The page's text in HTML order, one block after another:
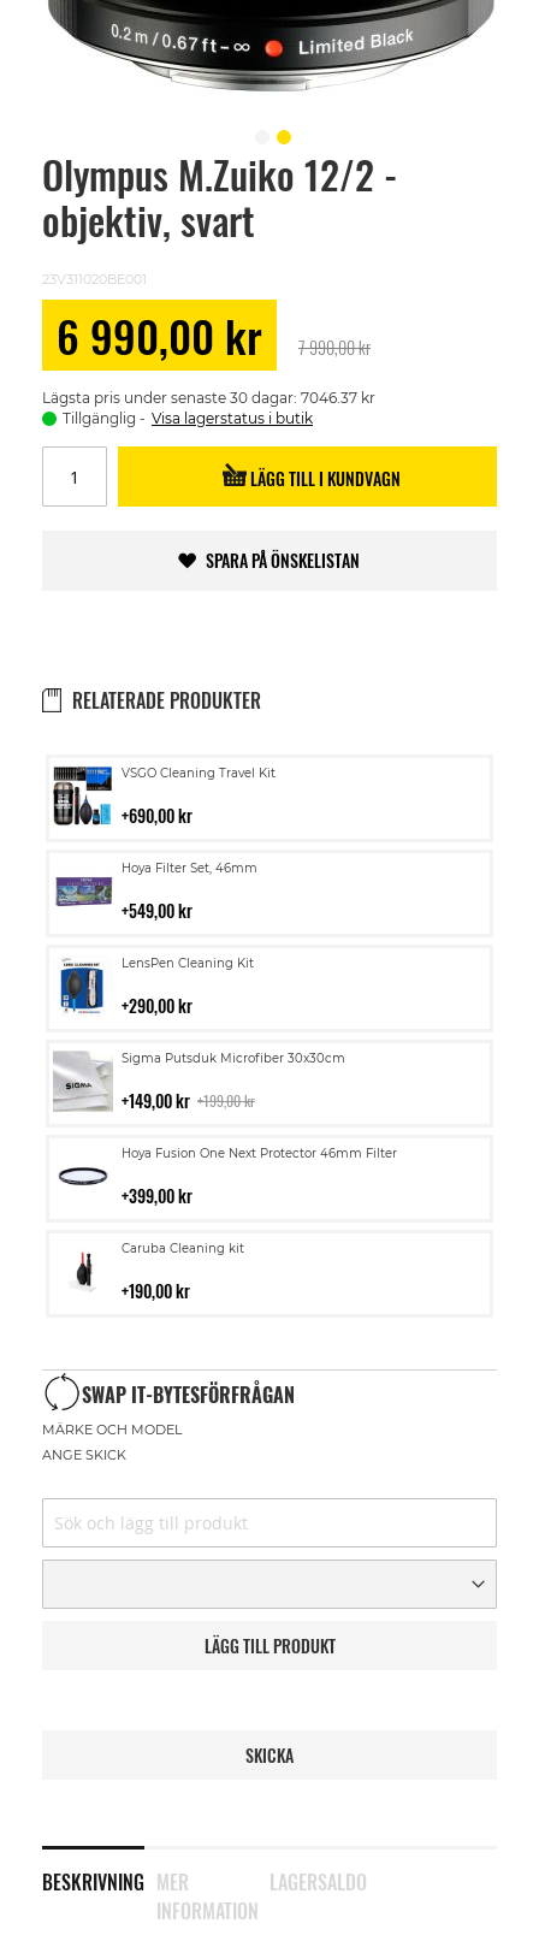
Olympus M.Zuiko 12/2 -
objektiv, svart
23V311020BE001
Price
6 990,00 kr 7 990,00 kr
Lägsta pris under senaste 30 dagar: 7046.37 kr
Tillgänglig
Visa lagerstatus i butik
LÄGG TILL I KUNDVAGN
SPARA PÅ ÖNSKELISTAN
RELATERADE PRODUKTER
VSGO Cleaning Travel Kit
690,00 kr
Lägg
i
Hoya Filter Set, 46mm
549,00 kr
Lägg
i
LensPen Cleaning Kit
290,00 kr
Lägg
i
Sigma Putsduk Microfiber 30x30cm
149,00 kr 199,00 kr
Lägg
i
Hoya Fusion One Next Protector 46mm Filter
399,00 kr
Lägg
i
Caruba Cleaning kit
190,00 kr
Lägg
i
SWAP IT-BYTESFÖRFRÅGAN
MÄRKE OCH MODEL
ANGE SKICK
LÄGG TILL PRODUKT
SKICKA
BESKRIVNING MER
INFORMATION
LAGERSALDO
Skip
beginning
images
gallery